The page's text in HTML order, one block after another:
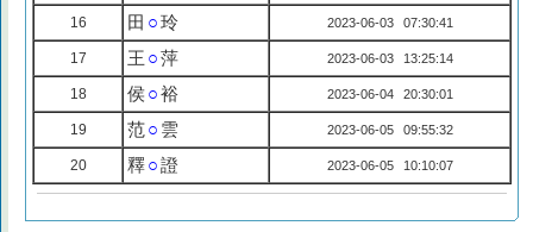
16 田 ○玲 2023-06-03 07:30:41
17 王 ○萍 2023-06-03 13:25:14
18 侯○裕 2023-06-04 20:30:01
19 范○ 雲 2023-06-05 09:55:32
20 釋○證 2023-06-05 10:10:07